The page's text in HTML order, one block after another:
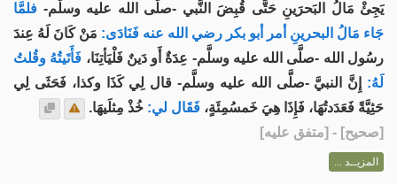
يَجِئْ مَالُ البَحرَينِ حَتَّى قُبِضَ النَّبي -صلَّى الله عليه وسلَّم- فلمَّا
جَاء مَالُ البحرينِ أمر أبو بكر رضي الله عنه فَنَادَى: مَنْ كَانَ لَهُ عِندَ
رسُول الله -صلَّى الله عليه وسلَّم- عِدَةٌ أَو دَينٌ فَلْيَأتِنَا، فَأَتَيتُهُ وقُلتُ
لَهُ: إِنَّ النبيَّ -صلَّى الله عليه وسلَّم- قال لِي كَذَا وكذا، فَحَثَى لِي
حَثِيَّةً فَعَدَدتُهَا، فَإِذَا هِيَ خَمسُمِئَةٍ، فَقَال لي: خُذْ مِثلَيهَا.
[صحيح] - [متفق عليه]
المزيــد ...